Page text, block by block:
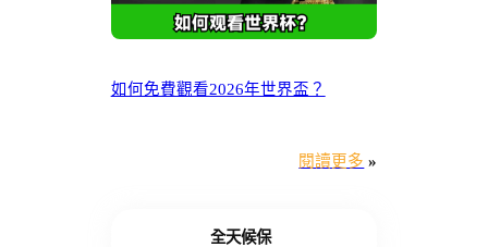
如何免費觀看2026年世界盃？
閱讀更多 »
全天候保